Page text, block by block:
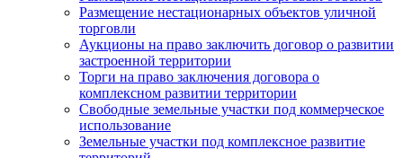
Размещение нестационарных объектов уличной
торговли
Аукционы на право заключить договор о развитии
застроенной территории
Торги на право заключения договора о
комплексном развитии территории
Свободные земельные участки под коммерческое
использование
Земельные участки под комплексное развитие